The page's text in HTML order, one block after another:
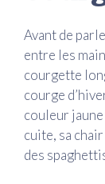
Avant de
entre les
courgette
courge
couleur
cuite, sa
des